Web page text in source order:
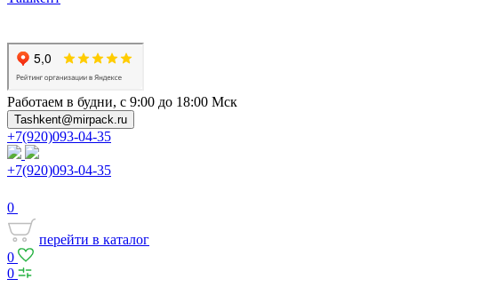
Работаем в будни, с 9:00 до 18:00 Мск
Tashkent@mirpack.ru
+7(920)093-04-35
+7(920)093-04-35
0
перейти в каталог
0
0